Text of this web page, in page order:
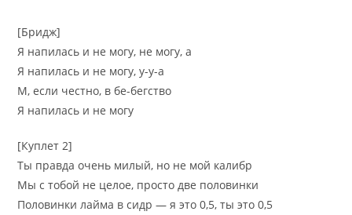
[Бридж]
Я напилась и не могу, не могу, а
Я напилась и не могу, у-у-а
М, если честно, в бе-бегство
Я напилась и не могу
[Куплет 2]
Ты правда очень милый, но не мой калибр
Мы с тобой не целое, просто две половинки
Половинки лайма в сидр — я это 0,5, ты это 0,5